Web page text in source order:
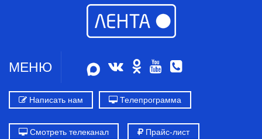
МЕНЮ
Написать нам Телепрограмма
Смотреть телеканал Прайс-лист